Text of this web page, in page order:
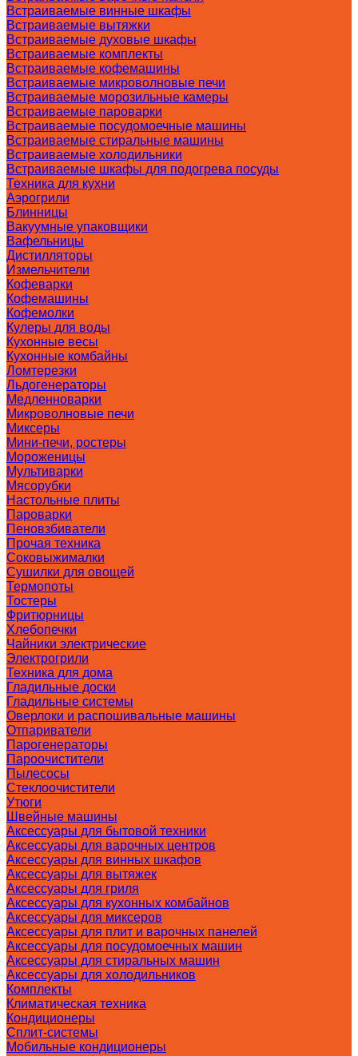
Встраиваемые винные шкафы
Встраиваемые вытяжки
Встраиваемые духовые шкафы
Встраиваемые комплекты
Встраиваемые кофемашины
Встраиваемые микроволновые печи
Встраиваемые морозильные камеры
Встраиваемые пароварки
Встраиваемые посудомоечные машины
Встраиваемые стиральные машины
Встраиваемые холодильники
Встраиваемые шкафы для подогрева посуды
Техника для кухни
Аэрогрили
Блинницы
Вакуумные упаковщики
Вафельницы
Дистилляторы
Измельчители
Кофеварки
Кофемашины
Кофемолки
Кулеры для воды
Кухонные весы
Кухонные комбайны
Ломтерезки
Льдогенераторы
Медленноварки
Микроволновые печи
Миксеры
Мини-печи, ростеры
Мороженицы
Мультиварки
Мясорубки
Настольные плиты
Пароварки
Пеновзбиватели
Прочая техника
Соковыжималки
Сушилки для овощей
Термопоты
Тостеры
Фритюрницы
Хлебопечки
Чайники электрические
Электрогрили
Техника для дома
Гладильные доски
Гладильные системы
Оверлоки и распошивальные машины
Отпариватели
Парогенераторы
Пароочистители
Пылесосы
Стеклоочистители
Утюги
Швейные машины
Аксессуары для бытовой техники
Аксессуары для варочных центров
Аксессуары для винных шкафов
Аксессуары для вытяжек
Аксессуары для гриля
Аксессуары для кухонных комбайнов
Аксессуары для миксеров
Аксессуары для плит и варочных панелей
Аксессуары для посудомоечных машин
Аксессуары для стиральных машин
Аксессуары для холодильников
Комплекты
Климатическая техника
Кондиционеры
Сплит-системы
Мобильные кондиционеры